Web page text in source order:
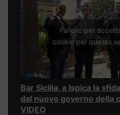
Fai clic per
cookie per questo
Bar Sicilia, a Ispica la
dal nuovo governo della
VIDEO